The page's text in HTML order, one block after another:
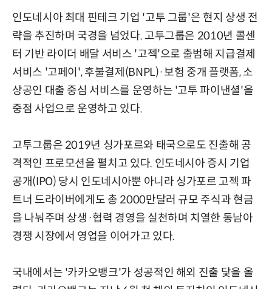
인도네시아 최대 핀테크 기업 '고투 그룹'은 현지 상생 전
략을 추진하며 국경을 넘었다. 고투그룹은 2010년 콜센
터 기반 라이더 배달 서비스 '고젝'으로 출범해 지급결제
서비스 '고페이', 후불결제(BNPL)·보험 중개 플랫폼, 소
상공인 대출 중심 서비스를 운영하는 '고투 파이낸셜'을
중점 사업으로 운영하고 있다.
고투그룹은 2019년 싱가포르와 태국으로도 진출해 공
격적인 프로모션을 펼치고 있다. 인도네시아 증시 기업
공개(IPO) 당시 인도네시아뿐 아니라 싱가포르 고젝 파
트너 드라이버에게도 총 2000만달러 규모 주식과 현금
을 나눠주며 상생·협력 경영을 실천하며 치열한 동남아
경쟁 시장에서 영업을 이어가고 있다.
국내에서는 '카카오뱅크'가 성공적인 해외 진출 닻을 올